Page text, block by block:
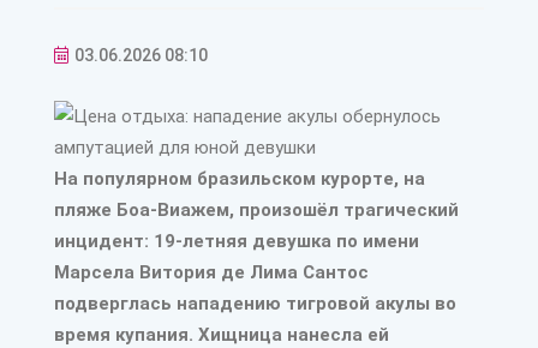
03.06.2026 08:10
На популярном бразильском курорте, на
пляже Боа-Виажем, произошёл трагический
инцидент: 19-летняя девушка по имени
Марсела Витория де Лима Сантос
подверглась нападению тигровой акулы во
время купания. Хищница нанесла ей